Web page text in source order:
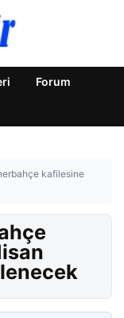
Forum
kafilesine